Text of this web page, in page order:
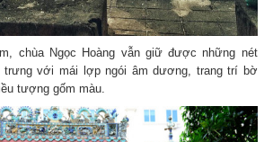
chùa Ngọc Hoàng vẫn giữ được những nét
trưng với mái lợp ngói âm dương, trang trí bờ
tượng gốm màu.